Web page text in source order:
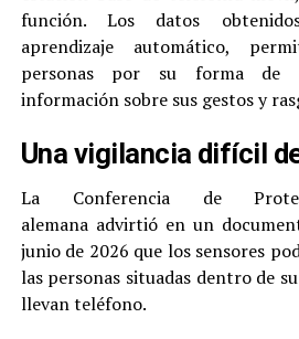
función. Los datos
aprendizaje automático,
personas por su forma de
información sobre sus gestos y
Una vigilancia difícil
La Conferencia de
alemana advirtió en un
junio de 2026 que los sensores
las personas situadas dentro de
llevan teléfono.